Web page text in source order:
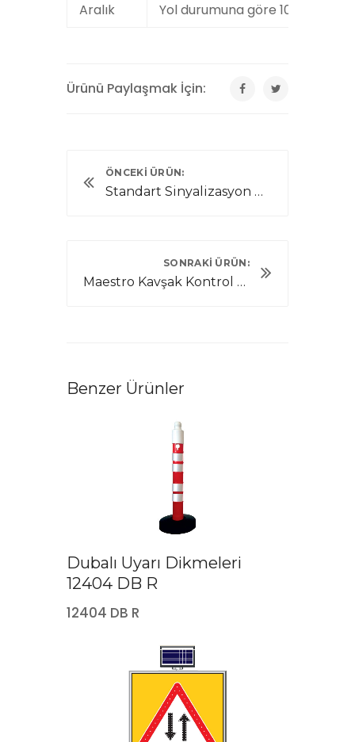
Aralık
Yol durumuna göre 10 - 15 m
Ürünü Paylaşmak İçin:
ÖNCEKI ÜRÜN:
Standart Sinyalizasyon Direği
SONRAKI ÜRÜN:
Maestro Kavşak Kontrol Cihazı
Benzer Ürünler
Dubalı Uyarı Dikmeleri
12404 DB R
12404 DB R